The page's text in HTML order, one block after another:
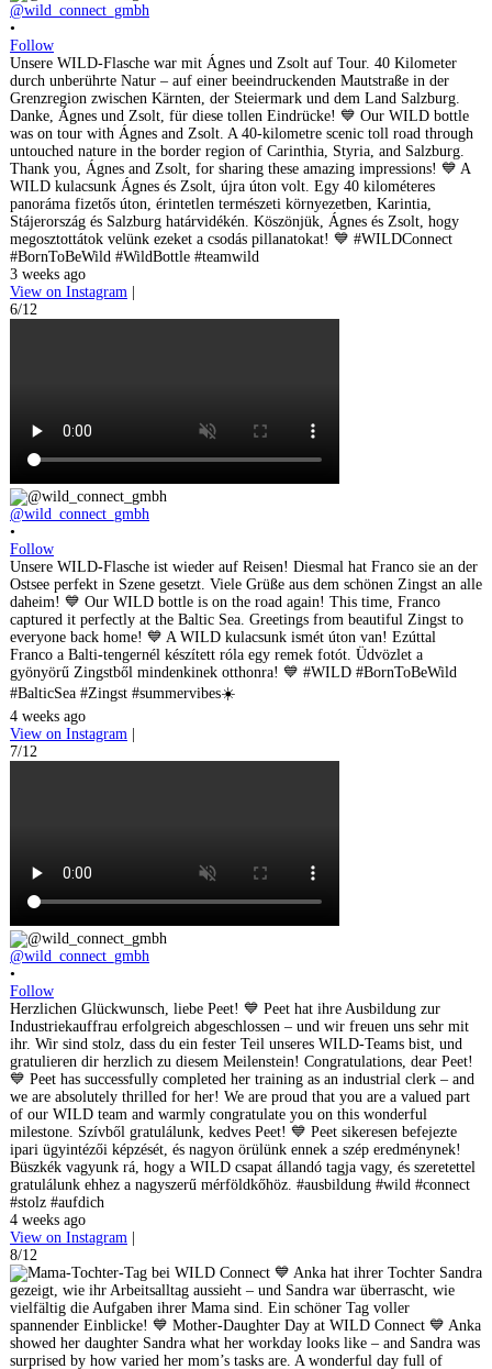
@wild_connect_gmbh
•
Follow
Unsere WILD-Flasche war mit Ágnes und Zsolt auf Tour. 40 Kilometer
durch unberührte Natur – auf einer beeindruckenden Mautstraße in der
Grenzregion zwischen Kärnten, der Steiermark und dem Land Salzburg.
Danke, Ágnes und Zsolt, für diese tollen Eindrücke! 💙 Our WILD bottle
was on tour with Ágnes and Zsolt. A 40-kilometre scenic toll road through
untouched nature in the border region of Carinthia, Styria, and Salzburg.
Thank you, Ágnes and Zsolt, for sharing these amazing impressions! 💙 A
WILD kulacsunk Ágnes és Zsolt, újra úton volt. Egy 40 kilométeres
panoráma fizetős úton, érintetlen természeti környezetben, Karintia,
Stájerország és Salzburg határvidékén. Köszönjük, Ágnes és Zsolt, hogy
megosztottátok velünk ezeket a csodás pillanatokat! 💙 #WILDConnect
#BornToBeWild #WildBottle #teamwild
3 weeks ago
View on Instagram |
6/12
@wild_connect_gmbh
•
Follow
Unsere WILD-Flasche ist wieder auf Reisen! Diesmal hat Franco sie an der
Ostsee perfekt in Szene gesetzt. Viele Grüße aus dem schönen Zingst an alle
daheim! 💙 Our WILD bottle is on the road again! This time, Franco
captured it perfectly at the Baltic Sea. Greetings from beautiful Zingst to
everyone back home! 💙 A WILD kulacsunk ismét úton van! Ezúttal
Franco a Balti-tengernél készített róla egy remek fotót. Üdvözlet a
gyönyörű Zingstből mindenkinek otthonra! 💙 #WILD #BornToBeWild
#BalticSea #Zingst #summervibes☀️
4 weeks ago
View on Instagram |
7/12
@wild_connect_gmbh
•
Follow
Herzlichen Glückwunsch, liebe Peet! 💙 Peet hat ihre Ausbildung zur
Industriekauffrau erfolgreich abgeschlossen – und wir freuen uns sehr mit
ihr. Wir sind stolz, dass du ein fester Teil unseres WILD-Teams bist, und
gratulieren dir herzlich zu diesem Meilenstein! Congratulations, dear Peet!
💙 Peet has successfully completed her training as an industrial clerk – and
we are absolutely thrilled for her! We are proud that you are a valued part
of our WILD team and warmly congratulate you on this wonderful
milestone. Szívből gratulálunk, kedves Peet! 💙 Peet sikeresen befejezte
ipari ügyintézői képzését, és nagyon örülünk ennek a szép eredménynek!
Büszkék vagyunk rá, hogy a WILD csapat állandó tagja vagy, és szeretettel
gratulálunk ehhez a nagyszerű mérföldkőhöz. #ausbildung #wild #connect
#stolz #aufdich
4 weeks ago
View on Instagram |
8/12